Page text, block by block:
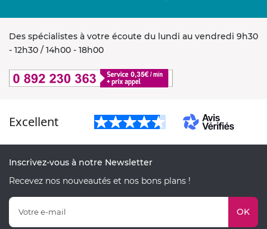
Des spécialistes à votre écoute du lundi au vendredi 9h30
- 12h30 / 14h00 - 18h00
Excellent
Inscrivez-vous à notre Newsletter
Recevez nos nouveautés et nos bons plans !
OK